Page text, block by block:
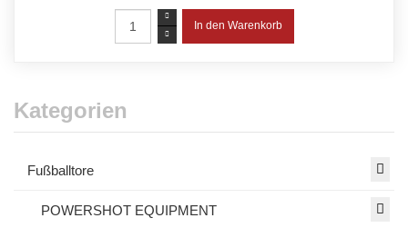
Kategorien
Fußballtore
POWERSHOT EQUIPMENT